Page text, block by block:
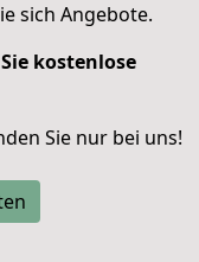
sich Angebote.
kostenlose
Sie nur bei uns!